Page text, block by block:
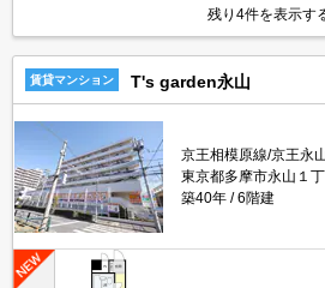
残り4件を表示す
賃貸マンション T's garden永山
京王相模原線/京王永
東京都多摩市永山１丁
築40年
6階建